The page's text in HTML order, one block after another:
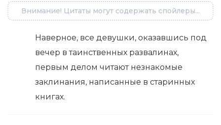
Внимание! Цитаты могут содержать спойлеры...
Наверное, все девушки, оказавшись под
вечер в таинственных развалинах,
первым делом читают незнакомые
заклинания, написанные в старинных
книгах.